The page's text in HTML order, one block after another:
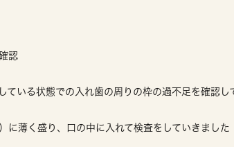
認
いる状態での入れ歯の周りの枠の過不足を確認し
薄く盛り、口の中に入れて検査をしていきました